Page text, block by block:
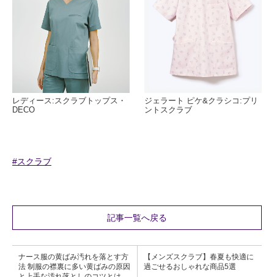
レディース:スクラブトップス・
DECO
ジェラート ピケ&クラシコ:プリ
ントスクラブ
#スクラブ
記事一覧へ戻る
ナース服の黄ばみ汚れを落とす方
法 制服の襟裏に多い黄ばみの原因
【メンズスクラブ】春夏も快適に
過ごせるおしゃれな商品5選